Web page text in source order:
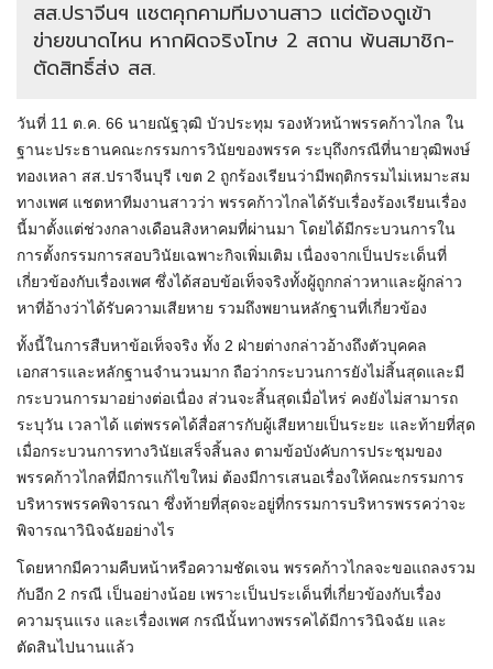
สส.ปราจีนฯ แชตคุกคามทีมงานสาว แต่ต้องดูเข้า
ข่ายขนาดไหน หากผิดจริงโทษ 2 สถาน พ้นสมาชิก-
ตัดสิทธิ์ส่ง สส.
วันที่ 11 ต.ค. 66 นายณัฐวุฒิ บัวประทุม รองหัวหน้าพรรคก้าวไกล ใน
ฐานะประธานคณะกรรมการวินัยของพรรค ระบุถึงกรณีที่นายวุฒิพงษ์
ทองเหลา สส.ปราจีนบุรี เขต 2 ถูกร้องเรียนว่ามีพฤติกรรมไม่เหมาะสม
ทางเพศ แชตหาทีมงานสาวว่า พรรคก้าวไกลได้รับเรื่องร้องเรียนเรื่อง
นี้มาตั้งแต่ช่วงกลางเดือนสิงหาคมที่ผ่านมา โดยได้มีกระบวนการใน
การตั้งกรรมการสอบวินัยเฉพาะกิจเพิ่มเติม เนื่องจากเป็นประเด็นที่
เกี่ยวข้องกับเรื่องเพศ ซึ่งได้สอบข้อเท็จจริงทั้งผู้ถูกกล่าวหาและผู้กล่าว
หาที่อ้างว่าได้รับความเสียหาย รวมถึงพยานหลักฐานที่เกี่ยวข้อง
ทั้งนี้ในการสืบหาข้อเท็จจริง ทั้ง 2 ฝ่ายต่างกล่าวอ้างถึงตัวบุคคล
เอกสารและหลักฐานจำนวนมาก ถือว่ากระบวนการยังไม่สิ้นสุดและมี
กระบวนการมาอย่างต่อเนื่อง ส่วนจะสิ้นสุดเมื่อไหร่ คงยังไม่สามารถ
ระบุวัน เวลาได้ แต่พรรคได้สื่อสารกับผู้เสียหายเป็นระยะ และท้ายที่สุด
เมื่อกระบวนการทางวินัยเสร็จสิ้นลง ตามข้อบังคับการประชุมของ
พรรคก้าวไกลที่มีการแก้ไขใหม่ ต้องมีการเสนอเรื่องให้คณะกรรมการ
บริหารพรรคพิจารณา ซึ่งท้ายที่สุดจะอยู่ที่กรรมการบริหารพรรคว่าจะ
พิจารณาวินิจฉัยอย่างไร
โดยหากมีความคืบหน้าหรือความชัดเจน พรรคก้าวไกลจะขอแถลงรวม
กับอีก 2 กรณี เป็นอย่างน้อย เพราะเป็นประเด็นที่เกี่ยวข้องกับเรื่อง
ความรุนแรง และเรื่องเพศ กรณีนั้นทางพรรคได้มีการวินิจฉัย และ
ตัดสินไปนานแล้ว